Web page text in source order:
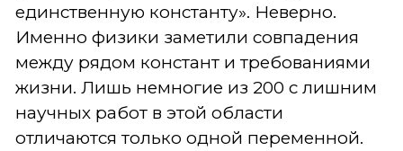
единственную константу». Неверно.
Именно физики заметили совпадения
между рядом констант и требованиями
жизни. Лишь немногие из 200 с лишним
научных работ в этой области
отличаются только одной переменной.